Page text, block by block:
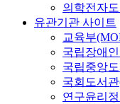
의학전자
유관기관 사이트
교육부
국립장애
국립중앙
국회도서
연구윤리